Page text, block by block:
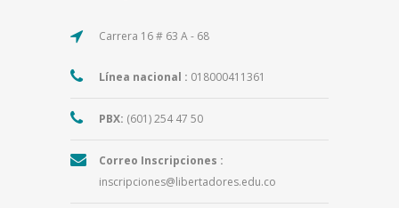
Carrera 16 # 63 A - 68
Línea nacional : 018000411361
PBX: (601) 254 47 50
Correo Inscripciones :
inscripciones@libertadores.edu.co